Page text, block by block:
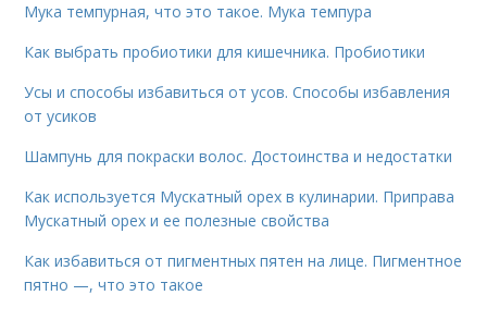
Мука темпурная, что это такое. Мука темпура
Как выбрать пробиотики для кишечника. Пробиотики
Усы и способы избавиться от усов. Способы избавления
от усиков
Шампунь для покраски волос. Достоинства и недостатки
Как используется Мускатный орех в кулинарии. Приправа
Мускатный орех и ее полезные свойства
Как избавиться от пигментных пятен на лице. Пигментное
пятно —, что это такое